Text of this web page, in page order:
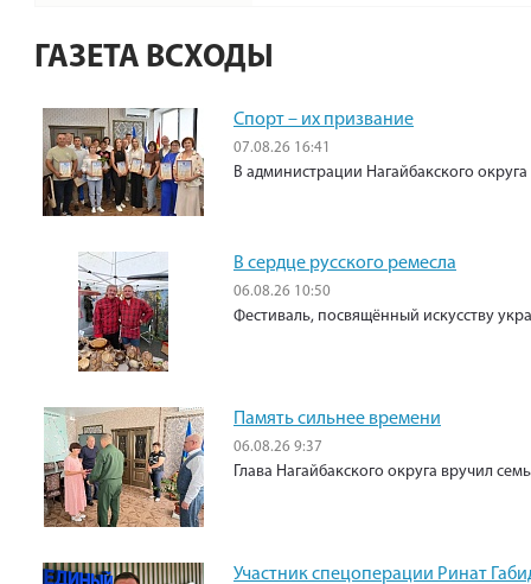
ГАЗЕТА ВСХОДЫ
Спорт – их призвание
07.08.26 16:41
В администрации Нагайбакского
В сердце русского ремесла
06.08.26 10:50
Фестиваль, посвящённый искусству
Память сильнее времени
06.08.26 9:37
Глава Нагайбакского округа вручил
Участник спецоперации Ринат